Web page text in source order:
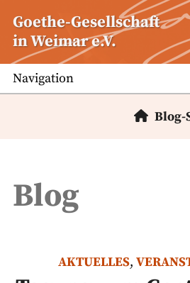
Inhalt
springen
Goethe-Gesellschaft
in Weimar e.V.
Navigation
Blog-
Blog
AKTUELLES,